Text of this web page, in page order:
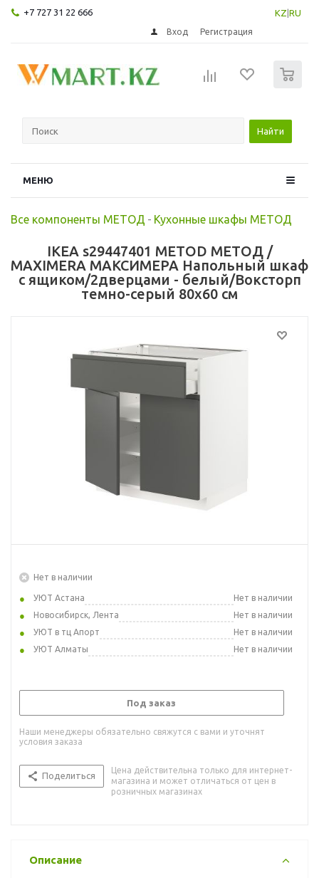
+7 727 31 22 666 KZ RU
Вход Регистрация
Найти
МЕНЮ
Все компоненты МЕТОД - Кухонные шкафы МЕТОД
IKEA s29447401 METOD МЕТОД /
MAXIMERA МАКСИМЕРА Напольный шкаф
с ящиком/2дверцами - белый/Воксторп
темно-серый 80x60 см
Нет в наличии
УЮТ Астана
Нет в наличии
Новосибирск, Лента
Нет в наличии
УЮТ в тц Апорт
Нет в наличии
УЮТ Алматы
Нет в наличии
Под заказ
Наши менеджеры обязательно свяжутся с вами и уточнят
условия заказа
Поделиться
Цена действительна только для интернет-
магазина и может отличаться от цен в
розничных магазинах
Описание